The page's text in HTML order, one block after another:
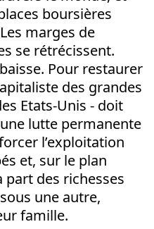
boursières
marges de
se rétrécissent.
Pour restaurer
des grandes
Etats-Unis - doit
lutte permanente
l’exploitation
et, sur le plan
des richesses
une autre,
famille.